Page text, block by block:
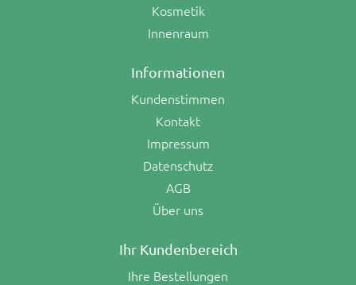
Kosmetik
Innenraum
Informationen
Kundenstimmen
Kontakt
Impressum
Datenschutz
AGB
Über uns
Ihr Kundenbereich
Ihre Bestellungen